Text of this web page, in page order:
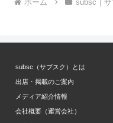
ホーム subsc｜サ
subsc（サブスク）とは
出店・掲載のご案内
メディア紹介情報
会社概要（運営会社）